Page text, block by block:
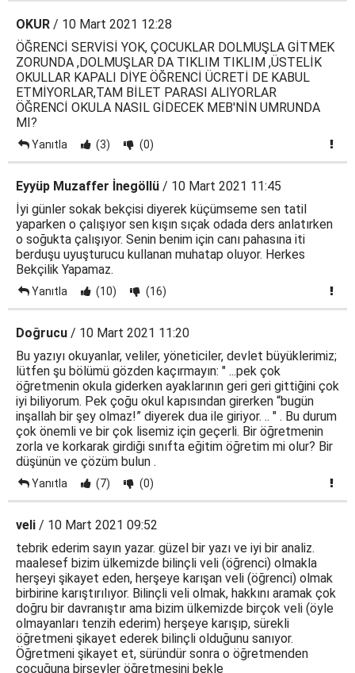
OKUR / 10 Mart 2021 12:28
ÖĞRENCİ SERVİSİ YOK, ÇOCUKLAR DOLMUŞLA GİTMEK
ZORUNDA ,DOLMUŞLAR DA TIKLIM TIKLIM ,ÜSTELİK
OKULLAR KAPALI DİYE ÖĞRENCİ ÜCRETİ DE KABUL
ETMİYORLAR,TAM BİLET PARASI ALIYORLAR
ÖĞRENCİ OKULA NASIL GİDECEK MEB'NİN UMRUNDA
MI?
Yanıtla (3) (0)
Eyyüp Muzaffer İnegöllü / 10 Mart 2021 11:45
İyi günler sokak bekçisi diyerek küçümseme sen tatil
yaparken o çalışıyor sen kışın sıçak odada ders anlatırken
o soğukta çalışıyor. Senin benim için canı pahasına iti
berduşu uyuşturucu kullanan muhatap oluyor. Herkes
Bekçilik Yapamaz.
Yanıtla (10) (16)
Doğrucu / 10 Mart 2021 11:20
Bu yazıyı okuyanlar, veliler, yöneticiler, devlet büyüklerimiz;
lütfen şu bölümü gözden kaçırmayın: " ...pek çok
öğretmenin okula giderken ayaklarının geri geri gittiğini çok
iyi biliyorum. Pek çoğu okul kapısından girerken “bugün
inşallah bir şey olmaz!” diyerek dua ile giriyor. .. " . Bu durum
çok önemli ve bir çok lisemiz için geçerli. Bir öğretmenin
zorla ve korkarak girdiği sınıfta eğitim öğretim mi olur? Bir
düşünün ve çözüm bulun .
Yanıtla (7) (0)
veli / 10 Mart 2021 09:52
tebrik ederim sayın yazar. güzel bir yazı ve iyi bir analiz.
maalesef bizim ülkemizde bilinçli veli (öğrenci) olmakla
herşeyi şikayet eden, herşeye karışan veli (öğrenci) olmak
birbirine karıştırılıyor. Bilinçli veli olmak, hakkını aramak çok
doğru bir davranıştır ama bizim ülkemizde birçok veli (öyle
olmayanları tenzih ederim) herşeye karışıp, sürekli
öğretmeni şikayet ederek bilinçli olduğunu sanıyor.
Öğretmeni şikayet et, süründür sonra o öğretmenden
çocuğuna birşeyler öğretmesini bekle